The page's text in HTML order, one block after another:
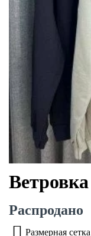
Распродано
Размерная сетка